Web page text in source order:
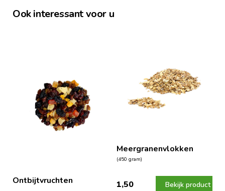
Ook interessant voor u
Ontbijtvruchten
Meergranenvlokken
(450 gram)
1,50 Bekijk product